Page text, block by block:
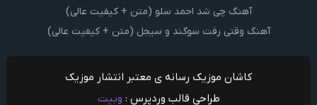
آهنگ چی شد احمد سلو (متن + کیفیت عالی)
آهنگ وقتی رفت سوگند و سیجل (متن + کیفیت عالی)
کاشان موزیک رسانه ی معتبر انتشار موزیک
طراحی قالب وردپرس : وبیت